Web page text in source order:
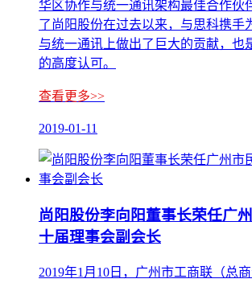
华区协作与统一通讯架构最佳合作伙
了尚阳股份在过去以来，与思科携手
与统一通讯上做出了巨大的贡献，也
的高度认可。
查看更多>>
2019-01-11
尚阳股份李向阳董事长荣任广
十届理事会副会长
2019年1月10日，广州市工商联（总